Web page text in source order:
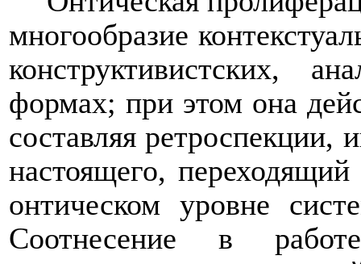
многообразие
конструктивистских,
формах; при этом она
составляя ретроспекции,
настоящего,
онтическом уровне
Соотнесение в